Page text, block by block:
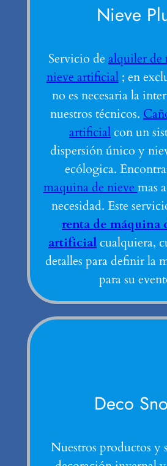
Nieve
Servicio de alquiler de
nieve artificial; en
no es necesaria la
nuestros técnicos.
artificialcon un
dispersión único y
ecólogica.
maquina de nieve mas
necesidad. Este
renta de máquina
artificialcualquiera,
detalles para definir la
para su
Deco
Nuestros productos y